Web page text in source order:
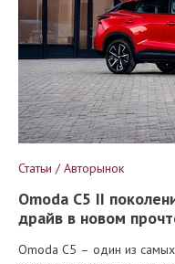
Статьи / Авторынок
Omoda C5 II
драйв в новом
Omoda C5 – один из самых